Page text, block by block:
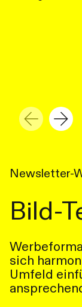
Newsletter-
Bild-
sich
Umfeld